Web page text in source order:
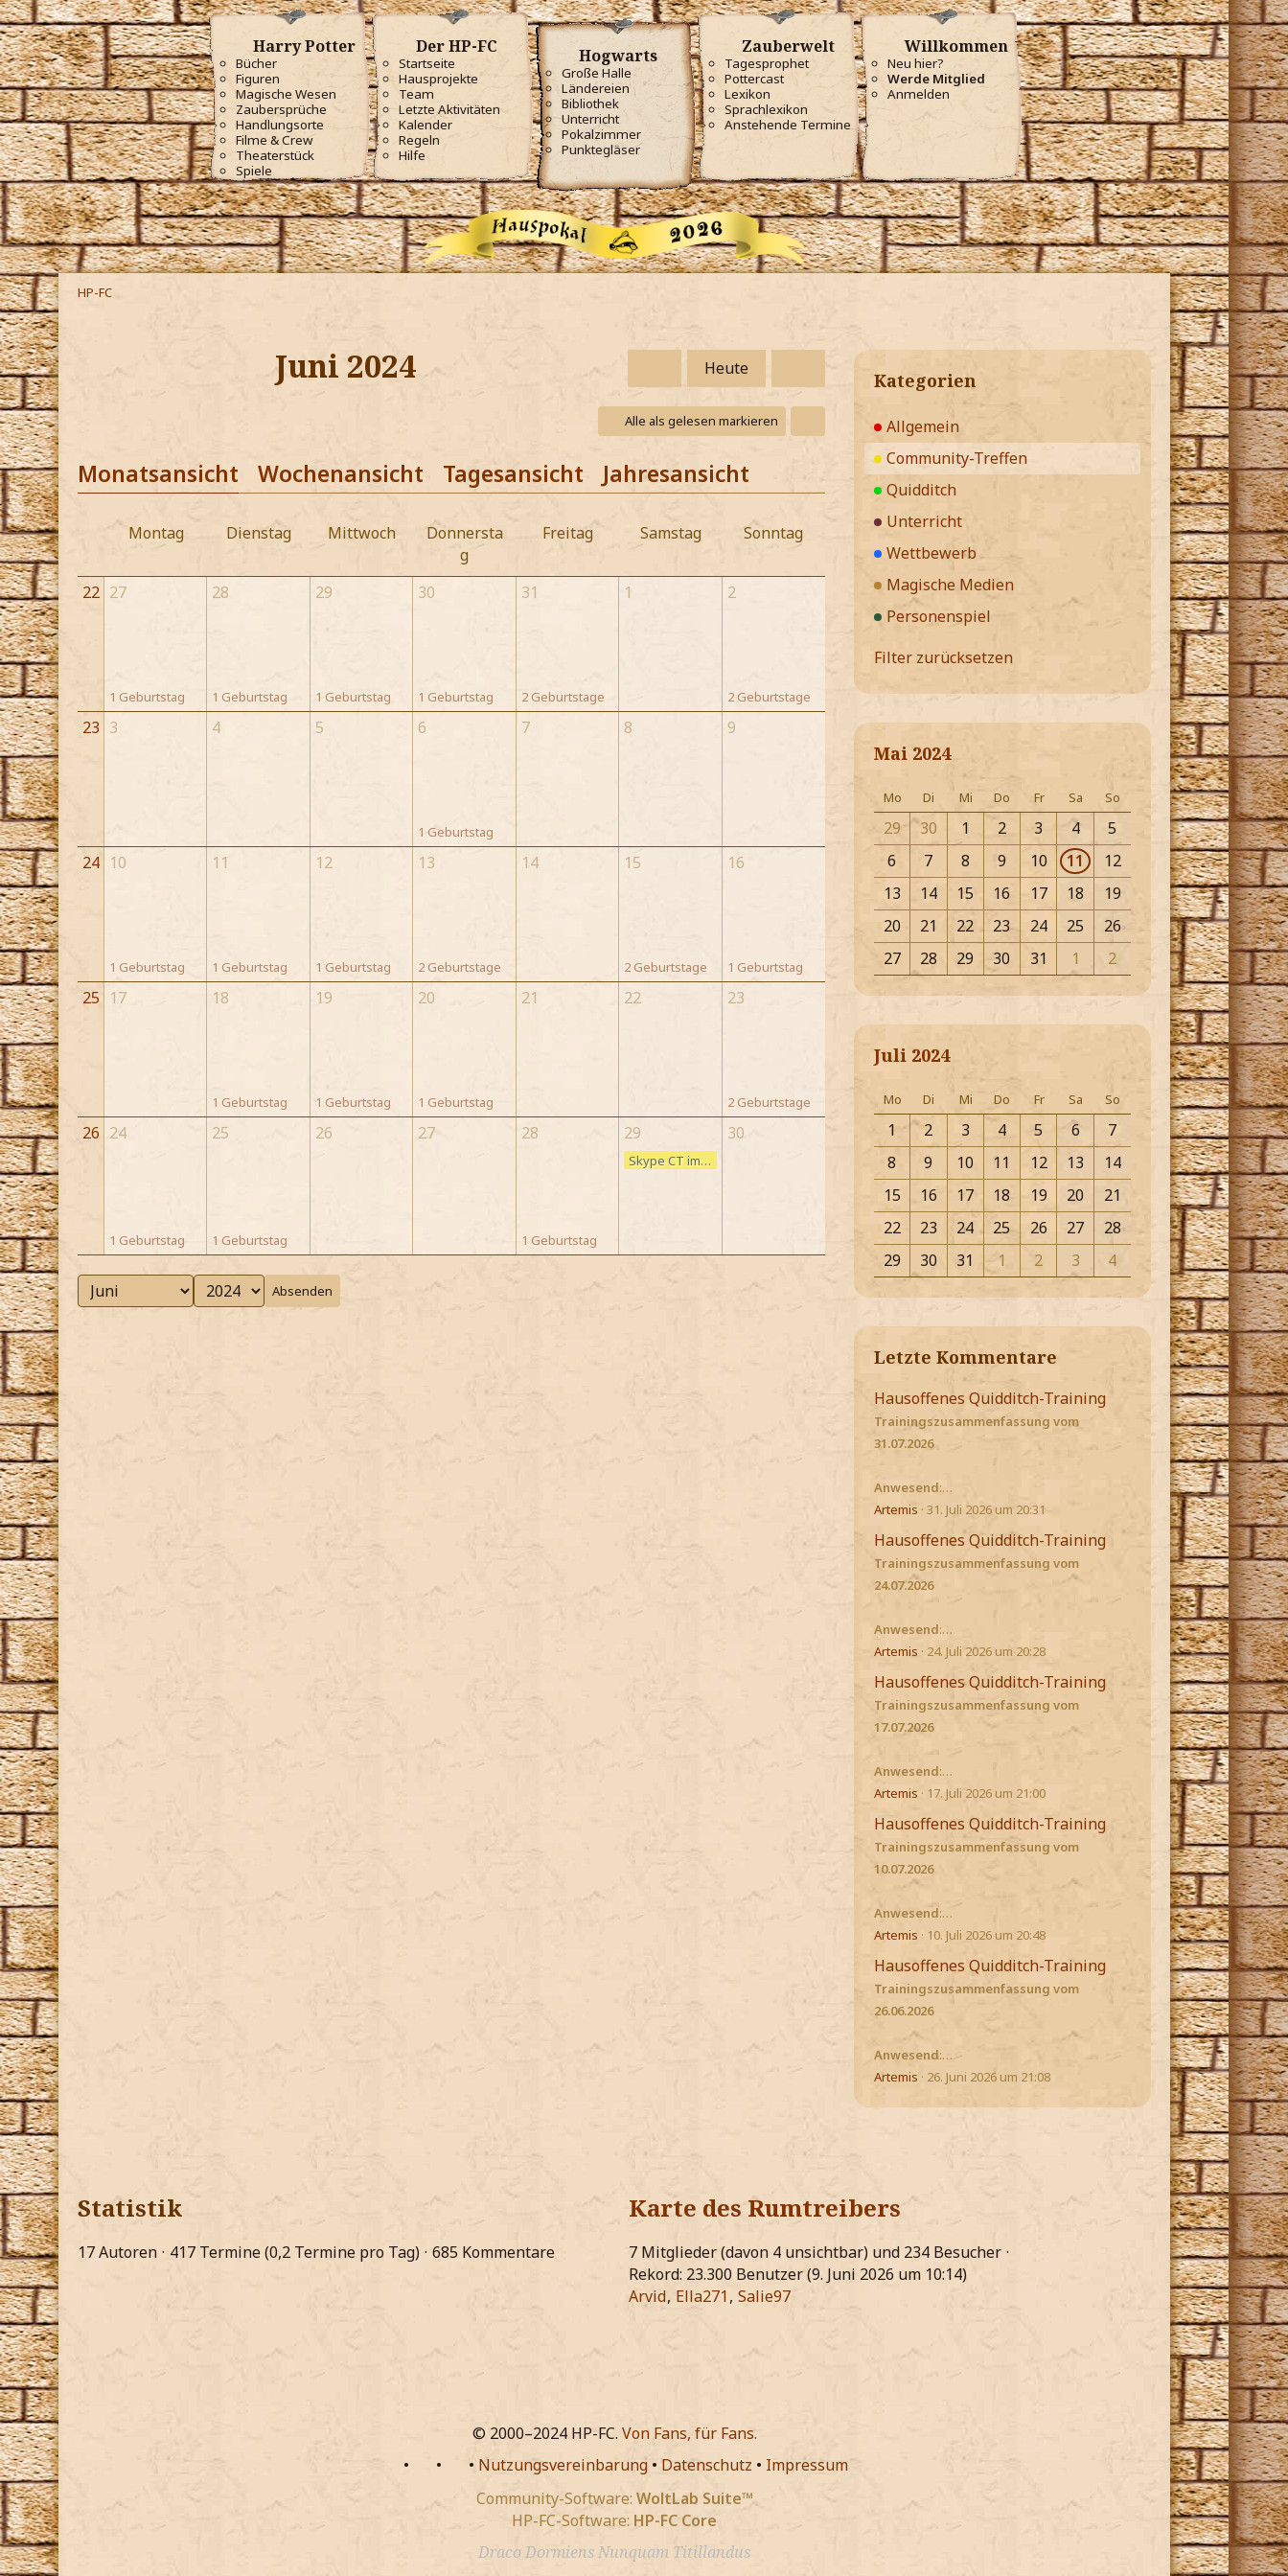
Harry Potter
Bücher
Figuren
Magische Wesen
Zaubersprüche
Handlungsorte
Filme & Crew
Theaterstück
Spiele
Der HP-FC
Startseite
Hausprojekte
Team
Letzte Aktivitäten
Kalender
Regeln
Hilfe
Hogwarts
Große Halle
Ländereien
Bibliothek
Unterricht
Pokalzimmer
Punktegläser
Zauberwelt
Tagesprophet
Pottercast
Lexikon
Sprachlexikon
Anstehende Termine
Willkommen
Neu hier?
Werde Mitglied
Anmelden
HP-FC
Juni 2024 Heute
Alle als gelesen markieren
Monatsansicht Wochenansicht Tagesansicht Jahresansicht
Montag Dienstag Mittwoch
Donnersta
g
Freitag Samstag Sonntag
22 27
1 Geburtstag
28
1 Geburtstag
29
1 Geburtstag
30
1 Geburtstag
31
2 Geburtstage
1 2
2 Geburtstage
23 3 4 5 6
1 Geburtstag
7 8 9
24 10
1 Geburtstag
11
1 Geburtstag
12
1 Geburtstag
13
2 Geburtstage
14 15
2 Geburtstage
16
1 Geburtstag
25 17 18
1 Geburtstag
19
1 Geburtstag
20
1 Geburtstag
21 22 23
2 Geburtstage
26 24
1 Geburtstag
25
1 Geburtstag
26 27 28
1 Geburtstag
29
Skype CT im HP-FC
30
Absenden
Kategorien
Allgemein
Community-Treffen
Quidditch
Unterricht
Wettbewerb
Magische Medien
Personenspiel
Filter zurücksetzen
Mai 2024
Mo Di Mi Do Fr Sa So
29 30 1 2 3 4
5
6
7 8 9 10 11
12
13
14 15 16 17 18
19
20
21 22 23 24 25
26
27
28 29 30 31 1 2
Juli 2024
Mo Di Mi Do Fr Sa So
1 2 3 4 5 6
7
8
9 10 11 12 13
14
15
16 17 18 19 20
21
22
23 24 25 26 27
28
29
30 31 1 2 3 4
Letzte Kommentare
Hausoffenes Quidditch-Training
Trainingszusammenfassung vom
31.07.2026
Anwesend:…
Artemis 31. Juli 2026 um 20:31
Hausoffenes Quidditch-Training
Trainingszusammenfassung vom
24.07.2026
Anwesend:…
Artemis
24. Juli 2026 um 20:28
Hausoffenes Quidditch-Training
Trainingszusammenfassung vom
17.07.2026
Anwesend:…
Artemis
17. Juli 2026 um 21:00
Hausoffenes Quidditch-Training
Trainingszusammenfassung vom
10.07.2026
Anwesend:…
Artemis
10. Juli 2026 um 20:48
Hausoffenes Quidditch-Training
Trainingszusammenfassung vom
26.06.2026
Anwesend:…
Artemis
26. Juni 2026 um 21:08
Statistik
17 Autoren 417 Termine (0,2 Termine pro Tag) 685 Kommentare
Karte des Rumtreibers
7 Mitglieder (davon 4 unsichtbar) und 234 Besucher
Rekord: 23.300 Benutzer (9. Juni 2026 um 10:14)
Arvid Ella271 Salie97
© 2000–2024 HP-FC. Von Fans, für Fans.
•
• • Nutzungsvereinbarung • Datenschutz • Impressum
Community-Software: WoltLab Suite™
HP-FC-Software: HP-FC Core
Draco Dormiens Nunquam Titillandus